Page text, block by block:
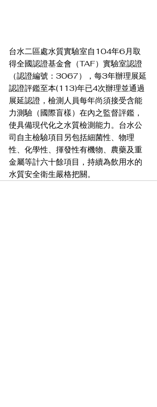
台水二區處水質實驗室自104年6月取
得全國認證基金會（TAF）實驗室認證
（認證編號：3067），每3年辦理展延
認證評鑑至本(113)年已4次辦理並通過
展延認證，檢測人員每年尚須接受含能
力測驗（國際盲樣）在內之監督評鑑，
使具備現代化之水質檢測能力。台水公
司自主檢驗項目另包括細菌性、物理
性、化學性、揮發性有機物、農藥及重
金屬等計六十餘項目，持續為飲用水的
水質安全衛生嚴格把關。